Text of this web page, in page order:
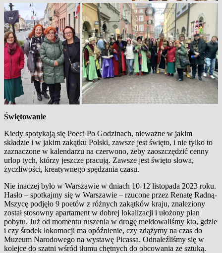
Świętowanie
Kiedy spotykają się Poeci Po Godzinach, nieważne w jakim
składzie i w jakim zakątku Polski, zawsze jest święto, i nie tylko to
zaznaczone w kalendarzu na czerwono, żeby zaoszczędzić cenny
urlop tych, którzy jeszcze pracują. Zawsze jest święto słowa,
życzliwości, kreatywnego spędzania czasu.
Nie inaczej było w Warszawie w dniach 10-12 listopada 2023 roku.
Hasło – spotkajmy się w Warszawie – rzucone przez Renatę Radną-
Mszycę podjęło 9 poetów z różnych zakątków kraju, znaleziony
został stosowny apartament w dobrej lokalizacji i ułożony plan
pobytu. Już od momentu ruszenia w drogę meldowaliśmy kto, gdzie
i czy środek lokomocji ma opóźnienie, czy zdążymy na czas do
Muzeum Narodowego na wystawę Picassa. Odnaleźliśmy się w
kolejce do szatni wśród tłumu chętnych do obcowania ze sztuką.